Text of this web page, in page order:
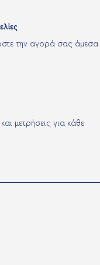
την αγορά σας άμεσα.
μετρήσεις για κάθε